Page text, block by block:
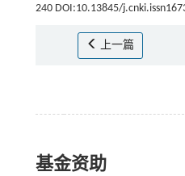
240 DOI:10.13845/
上一篇
基金资助